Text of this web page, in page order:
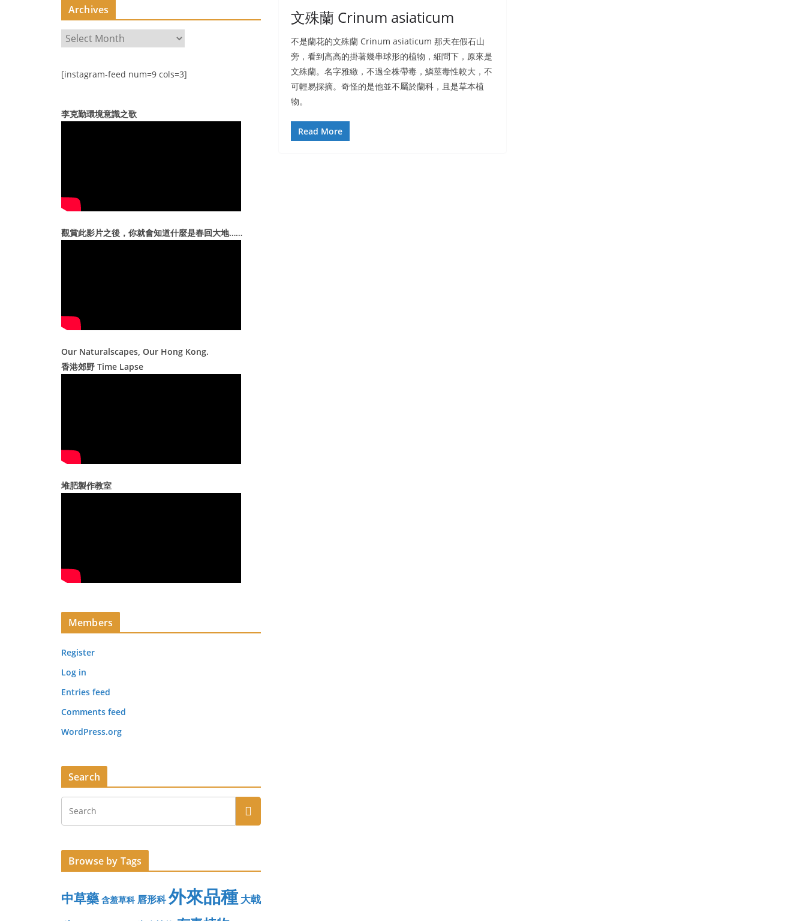
文殊蘭 Crinum asiaticum
不是蘭花的文殊蘭 Crinum asiaticum 那天在假石山
旁，看到高高的掛著幾串球形的植物，細問下，原來是
文殊蘭。名字雅緻，不過全株帶毒，鱗莖毒性較大，不
可輕易採摘。奇怪的是他並不屬於蘭科，且是草本植
物。
Read More
Archives
h
v
[instagram-feed num=9 cols=3]
李克勤環境意識之歌
觀賞此影片之後，你就會知道什麼是春回大地……
Our Naturalscapes, Our Hong Kong.
香港郊野 Time Lapse
堆肥製作教室
Members
Register
Log in
Entries feed
Comments feed
WordPress.org
Search
Browse by Tags
中草藥 含羞草科 唇形科外來品種 大戟